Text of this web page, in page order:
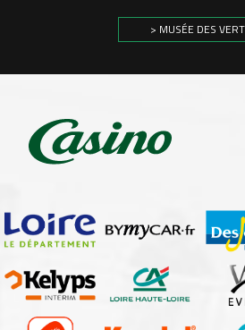
> MUSÉE DES